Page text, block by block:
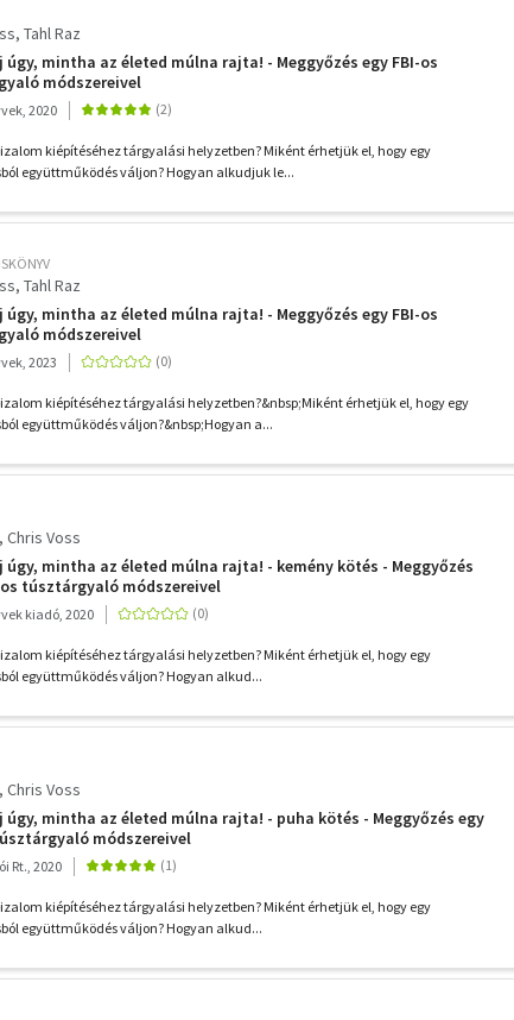
Tahl Raz
úgy, mintha az életed múlna rajta! - Meggyőzés egy FBI-os
módszereivel
2020
kiépítéséhez tárgyalási helyzetben? Miként érhetjük el, hogy egy
együttműködés váljon? Hogyan alkudjuk le...
Tahl Raz
úgy, mintha az életed múlna rajta! - Meggyőzés egy FBI-os
módszereivel
2023
kiépítéséhez tárgyalási helyzetben?&nbsp;Miként érhetjük el, hogy egy
együttműködés váljon?&nbsp;Hogyan a...
Chris Voss
úgy, mintha az életed múlna rajta! - kemény kötés - Meggyőzés
os túsztárgyaló módszereivel
kiadó, 2020
kiépítéséhez tárgyalási helyzetben? Miként érhetjük el, hogy egy
együttműködés váljon? Hogyan alkud...
Chris Voss
úgy, mintha az életed múlna rajta! - puha kötés - Meggyőzés egy
módszereivel
Rt., 2020
kiépítéséhez tárgyalási helyzetben? Miként érhetjük el, hogy egy
együttműködés váljon? Hogyan alkud...